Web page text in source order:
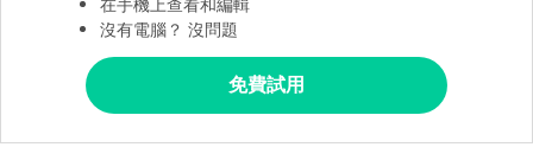
在手機上查看和編輯
沒有電腦？ 沒問題
免費試用